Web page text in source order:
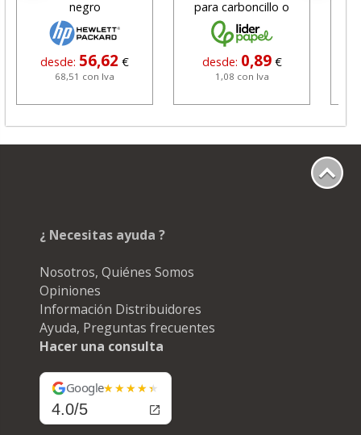
negro
desde: 56,62 €
68,51 con Iva
para carboncillo o
grafito
desde: 0,89 €
1,08 con Iva
¿ Necesitas ayuda ?
Nosotros, Quiénes Somos
Opiniones
Información Distribuidores
Ayuda, Preguntas frecuentes
Hacer una consulta
Google
4.0/5